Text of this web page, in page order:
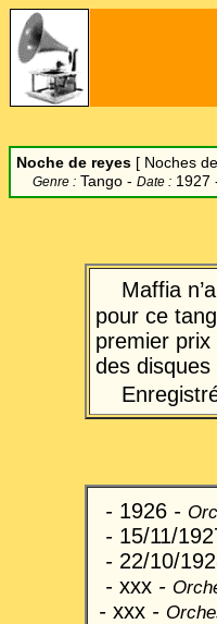
Noche de reyes [ Noches
Genre : Tango - Date : 1927
Maffia
pour ce
premier
des disques
- 1926 -
- 15/11/
- 22/10/
- xxx -
- xxx -